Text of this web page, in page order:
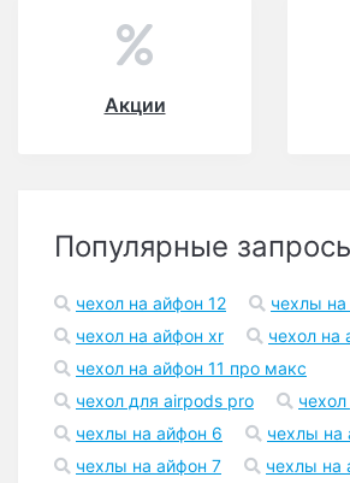
Акции
Популярные
чехол на айфон 12
чехлы
чехол на айфон xr
чехол на
чехол на айфон 11 про макс
чехол для airpods pro
чехлы на айфон 6
чехлы на
чехлы на айфон 7
чехлы на